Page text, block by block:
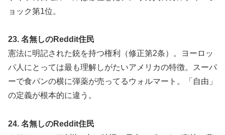
ョック第1位。
23. 名無しのReddit住民
憲法に明記された銃を持つ権利（修正第2条）。ヨーロッ
パ人にとっては最も理解しがたいアメリカの特徴。スーパ
ーで食パンの横に弾薬が売ってるウォルマート。「自由」
の定義が根本的に違う。
24. 名無しのReddit住民